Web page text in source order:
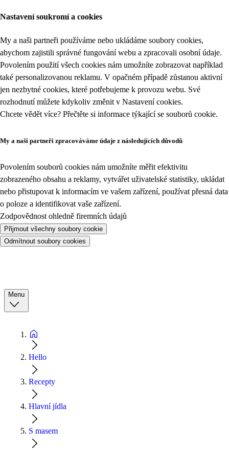
Nastavení soukromí a cookies
My a naši partneři používáme nebo ukládáme soubory cookies,
abychom zajistili správné fungování webu a zpracovali osobní údaje.
Povolením použití všech cookies nám umožníte zobrazovat například
také personalizovanou reklamu. V opačném případě zůstanou aktivní
jen nezbytné cookies, které potřebujeme k provozu webu. Své
rozhodnutí můžete kdykoliv změnit v Nastavení cookies.
Chcete vědět více? Přečtěte si informace týkající se souborů cookie.
My a naši partneři zpracováváme údaje z následujících důvodů
Povolením souborů cookies nám umožníte měřit efektivitu
zobrazeného obsahu a reklamy, vytvářet uživatelské statistiky, ukládat
nebo přistupovat k informacím ve vašem zařízení, používat přesná data
o poloze a identifikovat vaše zařízení.
Zodpovědnost ohledně firemních údajů
Přijmout všechny soubory cookie
Odmítnout soubory cookies
Menu
Hello
Recepty
Hlavní jídla
S masem